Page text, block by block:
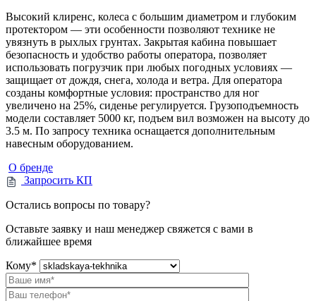
Высокий клиренс, колеса с большим диаметром и глубоким
протектором — эти особенности позволяют технике не
увязнуть в рыхлых грунтах. Закрытая кабина повышает
безопасность и удобство работы оператора, позволяет
использовать погрузчик при любых погодных условиях —
защищает от дождя, снега, холода и ветра. Для оператора
созданы комфортные условия: пространство для ног
увеличено на 25%, сиденье регулируется. Грузоподъемность
модели составляет 5000 кг, подъем вил возможен на высоту до
3.5 м. По запросу техника оснащается дополнительным
навесным оборудованием.
О бренде
Запросить КП
Остались вопросы по товару?
Оставьте заявку и наш менеджер свяжется с вами в
ближайшее время
Кому*